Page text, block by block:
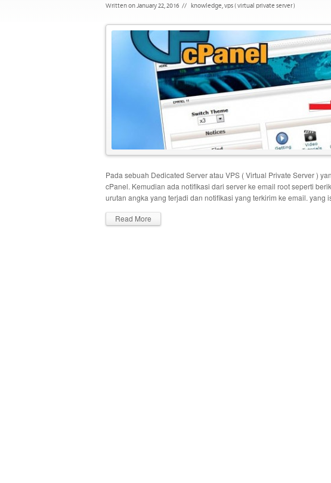
Written on January 22, 2016 // knowledge,vps ( virtual private server )
Pada sebuah Dedicated Server atau VPS ( Virtual Private Server )
cPanel. Kemudian ada notifikasi dari server ke email root seperti
urutan angka yang terjadi dan notifikasi yang terkirim ke email. yang
Read More